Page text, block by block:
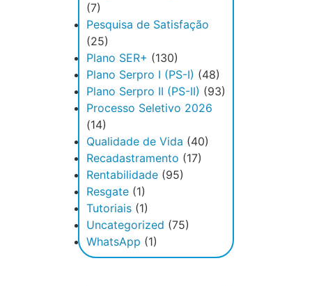
(7)
Pesquisa de Satisfação
(25)
Plano SER+ (130)
Plano Serpro I (PS-I) (48)
Plano Serpro II (PS-II) (93)
Processo Seletivo 2026
(14)
Qualidade de Vida (40)
Recadastramento (17)
Rentabilidade (95)
Resgate (1)
Tutoriais (1)
Uncategorized (75)
WhatsApp (1)